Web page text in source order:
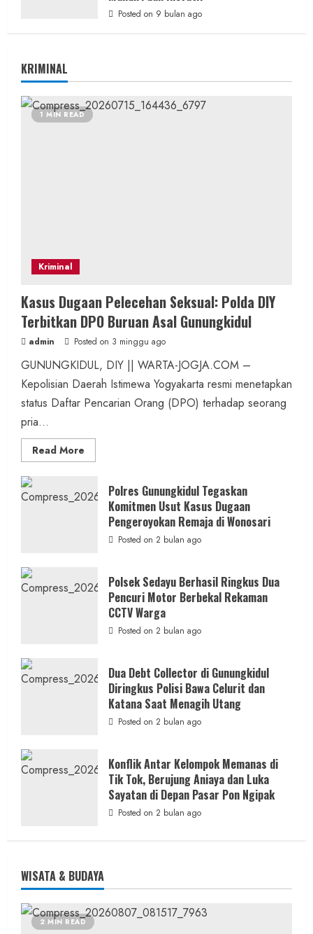
Posted on 9 bulan ago
KRIMINAL
1 MIN READ
Kriminal
Kasus Dugaan Pelecehan Seksual: Polda DIY
Terbitkan DPO Buruan Asal Gunungkidul
admin Posted on 3 minggu ago
GUNUNGKIDUL, DIY || WARTA-JOGJA.COM –
Kepolisian Daerah Istimewa Yogyakarta resmi menetapkan
status Daftar Pencarian Orang (DPO) terhadap seorang
pria...
Read More
more
Dugaan
Pelecehan
Seksual:
Polda
Terbitkan
Gunungkidul
Polres Gunungkidul Tegaskan
Komitmen Usut Kasus Dugaan
Pengeroyokan Remaja di Wonosari
Posted on 2 bulan ago
Polsek Sedayu Berhasil Ringkus Dua
Pencuri Motor Berbekal Rekaman
CCTV Warga
Posted on 2 bulan ago
Dua Debt Collector di Gunungkidul
Diringkus Polisi Bawa Celurit dan
Katana Saat Menagih Utang
Posted on 2 bulan ago
Konflik Antar Kelompok Memanas di
Tik Tok, Berujung Aniaya dan Luka
Sayatan di Depan Pasar Pon Ngipak
Posted on 2 bulan ago
WISATA & BUDAYA
2 MIN READ